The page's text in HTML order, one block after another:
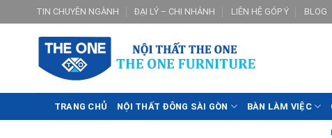
to
content
TIN CHUYÊN NGÀNH ĐẠI LÝ – CHI NHÁNH LIÊN HỆ GÓP Ý BLOG
TRANG CHỦ NỘI THẤT ĐÔNG SÀI GÒN BÀN LÀM VIỆC